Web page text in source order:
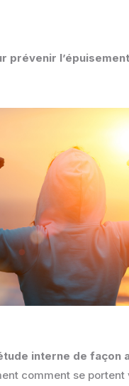
prévenir
interne de façon
comment se portent